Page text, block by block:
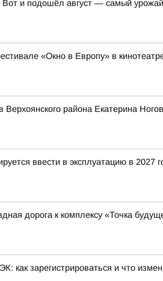
и подошёл август — самый
«Окно в Европу» в
Верхоянского района Екатерина
ввести в эксплуатацию в 2027
дорога к комплексу «Точка
как зарегистрироваться и что